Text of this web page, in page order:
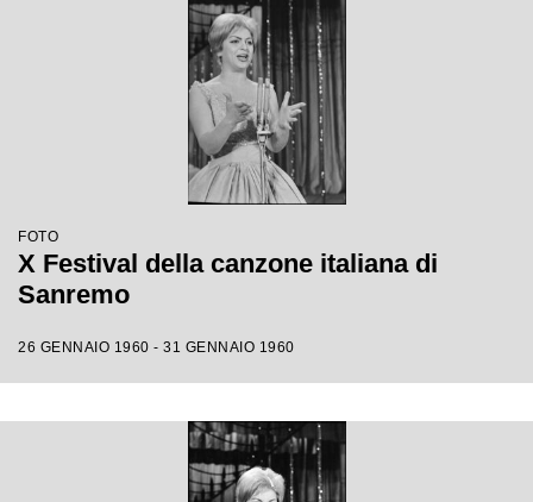
FOTO
X Festival della canzone italiana di
Sanremo
26 GENNAIO 1960 - 31 GENNAIO 1960